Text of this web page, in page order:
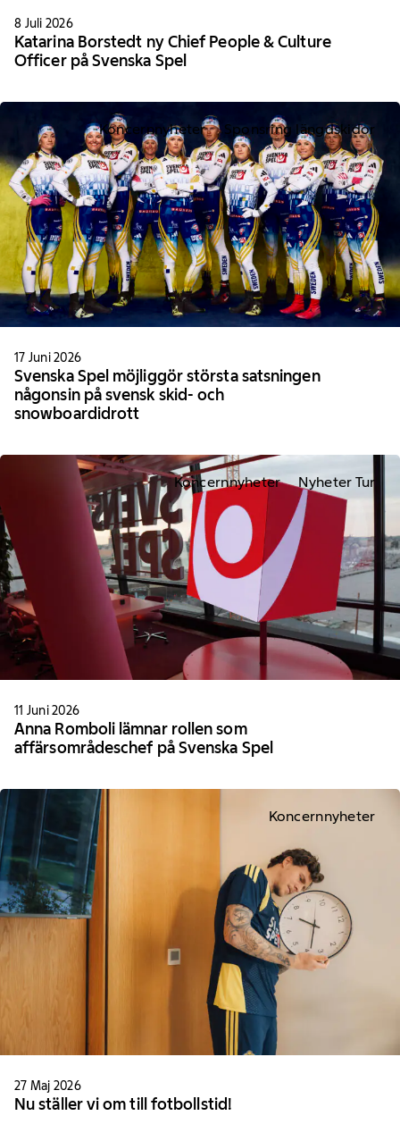
8 Juli 2026
Katarina Borstedt ny Chief People & Culture
Officer på Svenska Spel
Koncernnyheter Sponsring längdskidor
17 Juni 2026
Svenska Spel möjliggör största satsningen
någonsin på svensk skid- och
snowboardidrott
Koncernnyheter Nyheter Tur
11 Juni 2026
Anna Romboli lämnar rollen som
affärsområdeschef på Svenska Spel
Koncernnyheter
27 Maj 2026
Nu ställer vi om till fotbollstid!